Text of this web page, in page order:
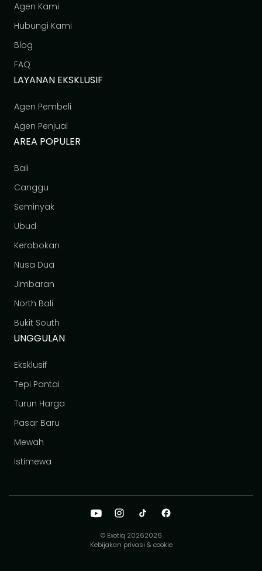
Agen Kami
Hubungi Kami
Blog
FAQ
LAYANAN EKSKLUSIF
Agen Pembeli
Agen Penjual
AREA POPULER
Bali
Canggu
Seminyak
Ubud
Kerobokan
Nusa Dua
Jimbaran
North Bali
Bukit South
UNGGULAN
Eksklusif
Tepi Pantai
Turun Harga
Pasar Baru
Mewah
Istimewa
© Exotiq 20262026
Kebijakan privasi & cookie